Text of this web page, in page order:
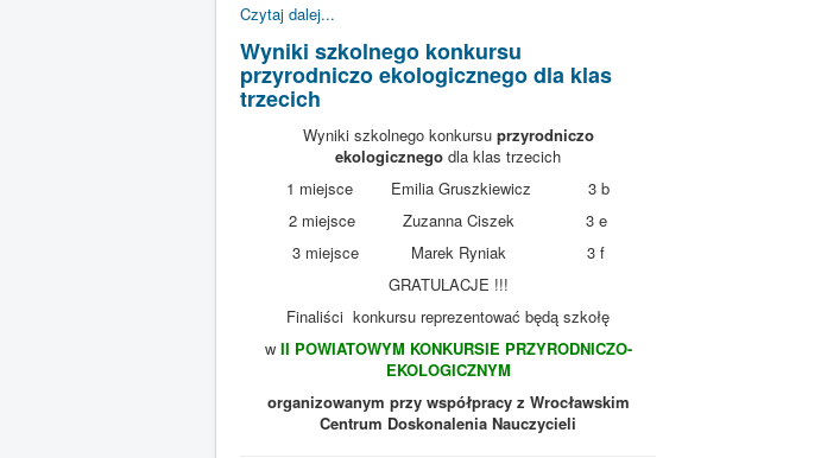
Czytaj dalej...
Wyniki szkolnego konkursu
przyrodniczo ekologicznego dla klas
trzecich
Wyniki szkolnego konkursu przyrodniczo
ekologicznego dla klas trzecich
1 miejsce Emilia Gruszkiewicz 3 b
2 miejsce Zuzanna Ciszek 3 e
3 miejsce Marek Ryniak 3 f
GRATULACJE !!!
Finaliści konkursu reprezentować będą szkołę
w II POWIATOWYM KONKURSIE PRZYRODNICZO-
EKOLOGICZNYM
organizowanym przy współpracy z Wrocławskim
Centrum Doskonalenia Nauczycieli